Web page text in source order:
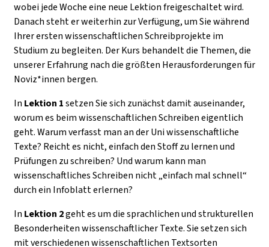
wobei jede Woche eine neue Lektion freigeschaltet wird.
Danach steht er weiterhin zur Verfügung, um Sie während
Ihrer ersten wissenschaftlichen Schreibprojekte im
Studium zu begleiten. Der Kurs behandelt die Themen, die
unserer Erfahrung nach die größten Herausforderungen für
Noviz*innen bergen.
In Lektion 1setzen Sie sich zunächst damit auseinander,
worum es beim wissenschaftlichen Schreiben eigentlich
geht. Warum verfasst man an der Uni wissenschaftliche
Texte? Reicht es nicht, einfach den Stoff zu lernen und
Prüfungen zu schreiben? Und warum kann man
wissenschaftliches Schreiben nicht „einfach mal schnell“
durch ein Infoblatt erlernen?
In Lektion 2geht es um die sprachlichen und strukturellen
Besonderheiten wissenschaftlicher Texte. Sie setzen sich
mit verschiedenen wissenschaftlichen Textsorten